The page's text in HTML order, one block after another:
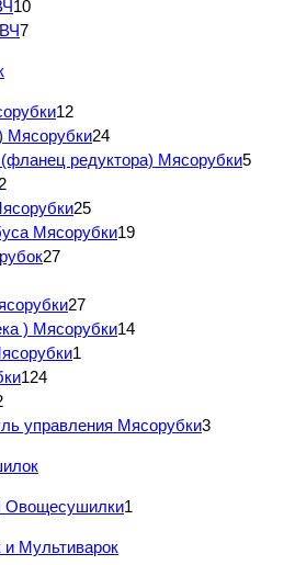
10
7
12
Мясорубки24
редуктора) Мясорубки5
2
25
Мясорубки19
27
27
) Мясорубки14
1
124
управления Мясорубки3
Овощесушилки1
и Мультиварок